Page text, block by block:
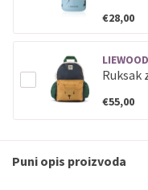
€28,00
LIEWOOD
Ruksak
€55,00
Puni opis proizvoda